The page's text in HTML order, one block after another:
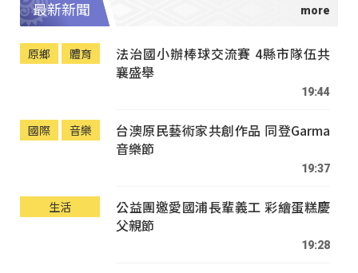
最新新聞
原鄉 體育
法治國小辦棒球交流賽 4縣市隊伍共
襄盛舉
19:44
國際 音樂
台澳原民藝術家共創作品 同登Garma
音樂節
19:37
生活
公益團邀愛國浦長輩義工 彩繪蛋糕慶
父親節
19:28